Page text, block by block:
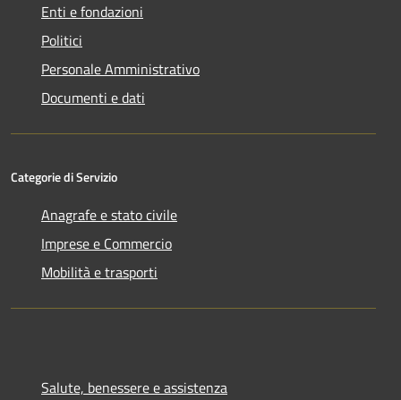
Enti e fondazioni
Politici
Personale Amministrativo
Documenti e dati
Categorie di Servizio
Anagrafe e stato civile
Imprese e Commercio
Mobilità e trasporti
Salute, benessere e assistenza